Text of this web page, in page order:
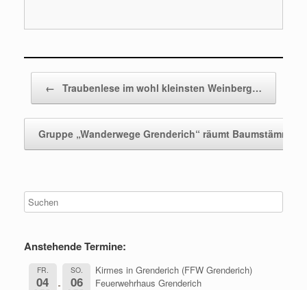
← Traubenlese im wohl kleinsten Weinberg…
Gruppe „Wanderwege Grenderich“ räumt Baumstämme…
Anstehende Termine:
FR.
04
SO.
06
Kirmes in Grenderich (FFW Grenderich)
Feuerwehrhaus Grenderich